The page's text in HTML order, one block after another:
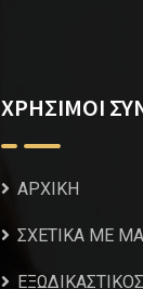
ΧΡΗΣΙΜΟΙ
ΑΡΧΙΚΗ
ΣΧΕΤΙΚΑ ΜΕ